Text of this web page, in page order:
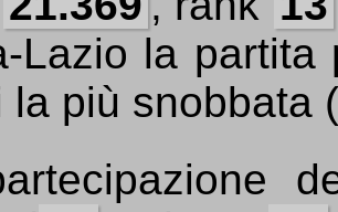
Lazio la partita
la più snobbata (